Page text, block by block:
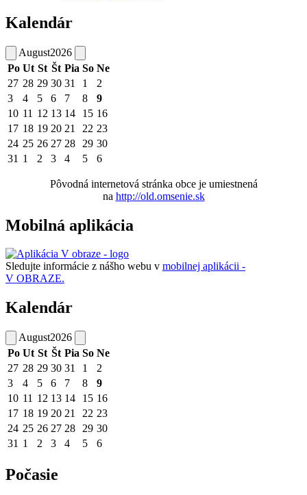
Kalendár
August2026
Po Ut St Št Pia So Ne
27 28 29 30 31 1
2
3
4 5 6 7 8
9
10 11 12 13 14 15 16
17 18 19 20 21 22 23
24 25 26 27 28 29 30
31 1 2 3 4 5 6
Pôvodná internetová stránka obce je umiestnená
na http://old.omsenie.sk
Mobilná aplikácia
Sledujte informácie z nášho webu v mobilnej aplikácii -
V OBRAZE.
Kalendár
August2026
Po Ut St Št Pia So Ne
27 28 29 30 31 1
2
3
4 5 6 7 8
9
10 11 12 13 14 15 16
17 18 19 20 21 22 23
24 25 26 27 28 29 30
31 1 2 3 4 5 6
Počasie